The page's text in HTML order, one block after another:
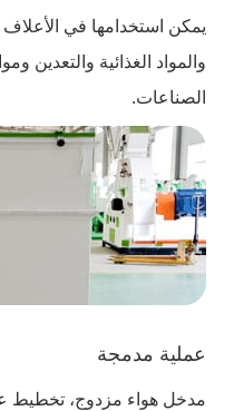
يمكن استخدامها في الأعلاف
والمواد الغذائية والتعدين
الصناعات.
عملية مدمجة
مدخل هواء مزدوج، تخطيط